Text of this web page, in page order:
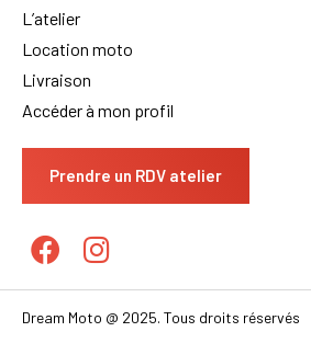
L’atelier
Location moto
Livraison
Accéder à mon profil
Prendre un RDV atelier
Dream Moto @ 2025. Tous droits réservés